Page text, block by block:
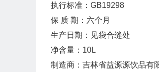
执行标准：GB19298
保 质 期：六个月
生产日期：见袋合缝处
净含量：10L
制造商：吉林省益源源饮品有